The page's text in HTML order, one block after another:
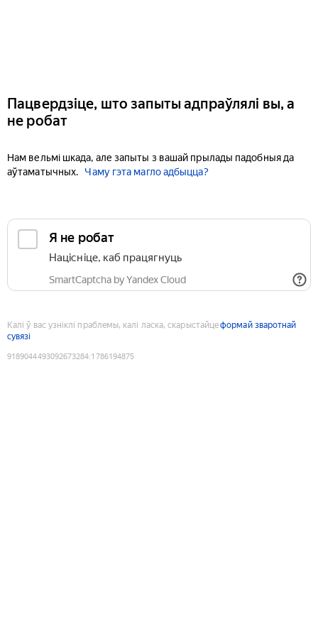
Пацвердзіце, што запыты адпраўлялі вы, а
не робат
Нам вельмі шкада, але запыты з вашай прылады падобныя да
аўтаматычных.
Чаму гэта магло адбыцца?
Я не робат
Націсніце, каб працягнуць
SmartCaptcha by Yandex Cloud
Калі ў вас узніклі праблемы, калі ласка, скарыстайцеформай зваротнай
сувязі
9189044493092673284:1786194875